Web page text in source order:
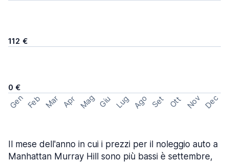
112 €
0 €
Gen Feb Mar Apr Mag Giu Lug Ago Set Ott Nov Dec
Il mese dell'anno in cui i prezzi per il noleggio auto a
Manhattan Murray Hill sono più bassi è settembre,